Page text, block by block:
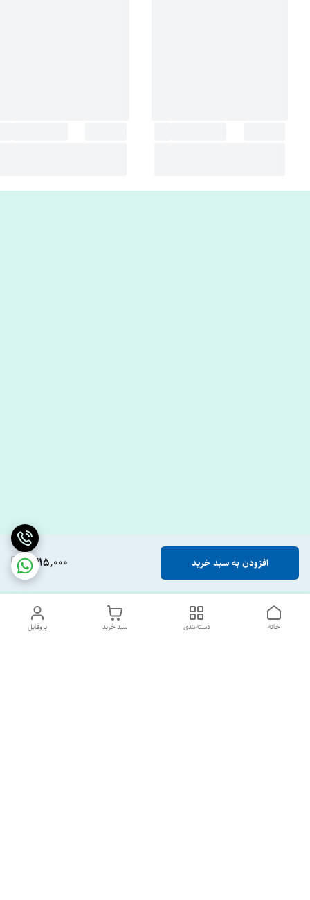
1,415,000 افزودن به سبد خرید
پروفایل سبد خرید دسته‌بندی خانه